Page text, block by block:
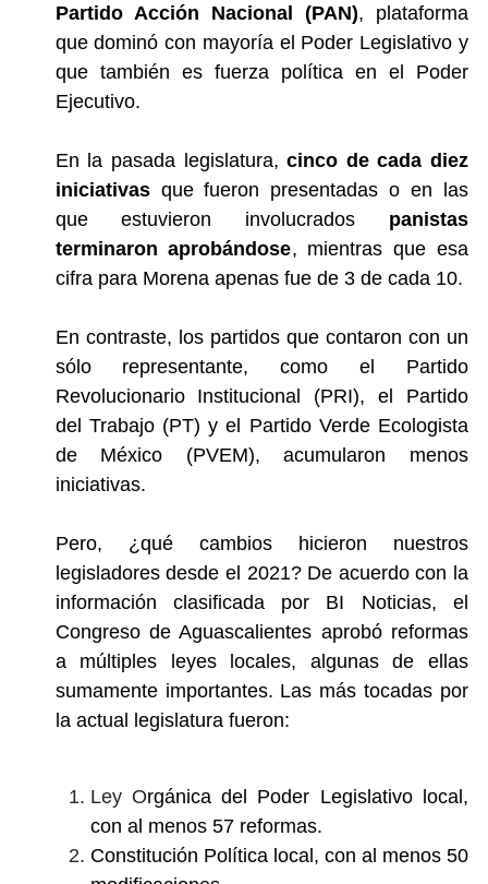
Partido Acción Nacional (PAN), plataforma
que dominó con mayoría el Poder Legislativo y
que también es fuerza política en el Poder
Ejecutivo.
En la pasada legislatura,cinco de cada diez
iniciativas que fueron presentadas o en las
que estuvieron involucrados panistas
terminaron aprobándose, mientras que esa
cifra para Morena apenas fue de 3 de cada 10.
En contraste, los partidos que contaron con un
sólo representante, como el Partido
Revolucionario Institucional (PRI), el Partido
del Trabajo (PT) y el Partido Verde Ecologista
de México (PVEM), acumularon menos
iniciativas.
Pero, ¿qué cambios hicieron nuestros
legisladores desde el 2021? De acuerdo con la
información clasificada por BI Noticias, el
Congreso de Aguascalientes aprobó reformas
a múltiples leyes locales, algunas de ellas
sumamente importantes. Las más tocadas por
la actual legislatura fueron:
Ley Orgánica del Poder Legislativo local,
con al menos 57 reformas.
Constitución Política local, con al menos 50